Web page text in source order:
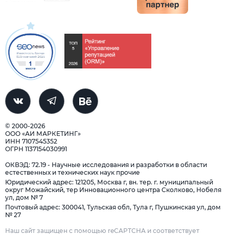
© 2000-2026
ООО «АИ МАРКЕТИНГ»
ИНН 7107545352
ОГРН 1137154030991
ОКВЭД: 72.19 - Научные исследования и разработки в области
естественных и технических наук прочие
Юридический адрес: 121205, Москва г, вн. тер. г. муниципальный
округ Можайский, тер Инновационного центра Сколково, Нобеля
ул, дом № 7
Почтовый адрес: 300041, Тульская обл, Тула г, Пушкинская ул, дом
№ 27
Наш сайт защищен с помощью reCAPTCHA и соответствует